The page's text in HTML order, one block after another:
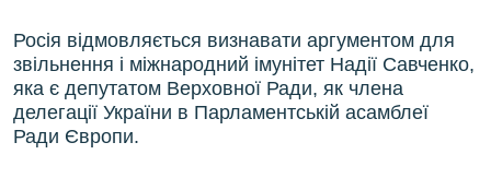
Росія відмовляється визнавати аргументом для
звільнення і міжнародний імунітет Надії Савченко,
яка є депутатом Верховної Ради, як члена
делегації України в Парламентській асамблеї
Ради Європи.